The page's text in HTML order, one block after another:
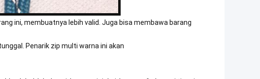
ini, membuatnya lebih valid. Juga bisa membawa barang
Penarik zip multi warna ini akan